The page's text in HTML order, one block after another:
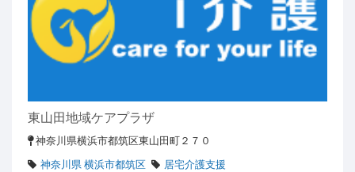
東山田地域ケアプラザ
神奈川県横浜市都筑区東山田町２７０
神奈川県 横浜市都筑区
居宅介護支援